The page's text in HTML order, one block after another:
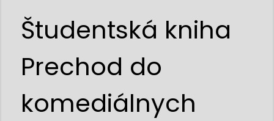
Študentská kniha
Prechod do
komediálnych